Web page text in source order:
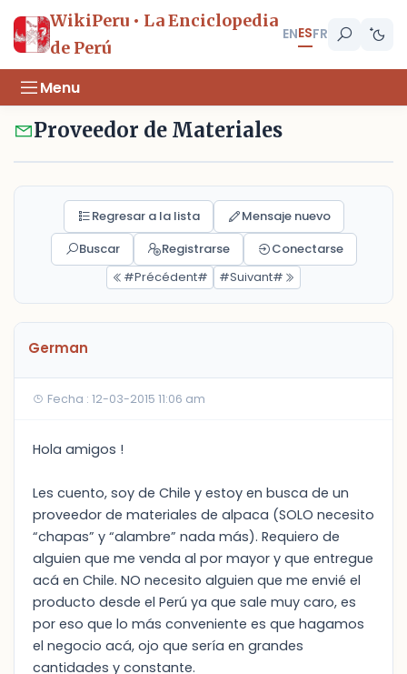
WikiPeru • La Enciclopedia
de Perú
ENESFR
Menu
Proveedor de Materiales
Regresar a la lista
Mensaje nuevo
Buscar
Registrarse
Conectarse
#Précédent#
#Suivant#
German
Fecha : 12-03-2015 11:06 am
Hola amigos !
Les cuento, soy de Chile y estoy en busca de un
proveedor de materiales de alpaca (SOLO necesito
“chapas” y “alambre” nada más). Requiero de
alguien que me venda al por mayor y que entregue
acá en Chile. NO necesito alguien que me envié el
producto desde el Perú ya que sale muy caro, es
por eso que lo más conveniente es que hagamos
el negocio acá, ojo que sería en grandes
cantidades y constante.